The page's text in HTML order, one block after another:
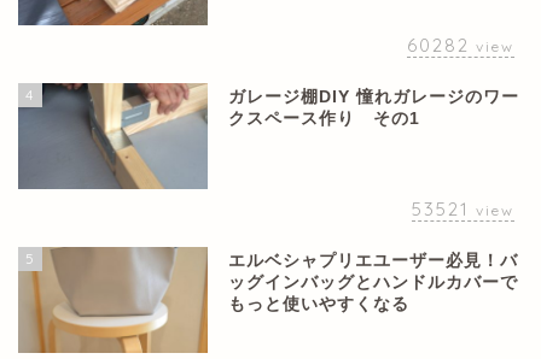
60282 view
4
ガレージ棚DIY 憧れガレージのワー
クスペース作り その1
53521 view
5
エルベシャプリエユーザー必見！バ
ッグインバッグとハンドルカバーで
もっと使いやすくなる